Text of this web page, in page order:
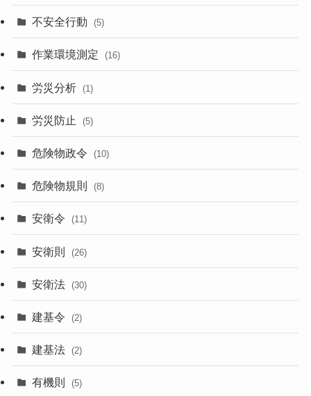
不安全行動 (5)
作業環境測定 (16)
労災分析 (1)
労災防止 (5)
危険物政令 (10)
危険物規則 (8)
安衛令 (11)
安衛則 (26)
安衛法 (30)
建基令 (2)
建基法 (2)
有機則 (5)